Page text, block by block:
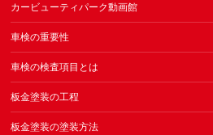
カービューティパーク動画館
車検の重要性
車検の検査項目とは
板金塗装の工程
板金塗装の塗装方法